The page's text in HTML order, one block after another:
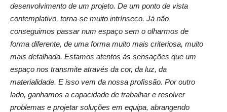
desenvolvimento de um projeto. De um ponto de vista
contemplativo, torna-se muito intrínseco. Já não
conseguimos passar num espaço sem o olharmos de
forma diferente, de uma forma muito mais criteriosa, muito
mais detalhada. Estamos atentos às sensações que um
espaço nos transmite através da cor, da luz, da
materialidade. E isso vem da nossa profissão. Por outro
lado, ganhamos a capacidade de trabalhar e resolver
problemas e projetar soluções em equipa, abrangendo